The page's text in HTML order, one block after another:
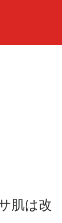
肌は改